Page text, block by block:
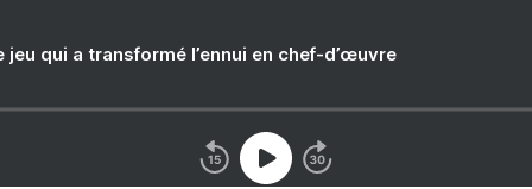
jeu qui a transformé l’ennui en chef-d’œuvre